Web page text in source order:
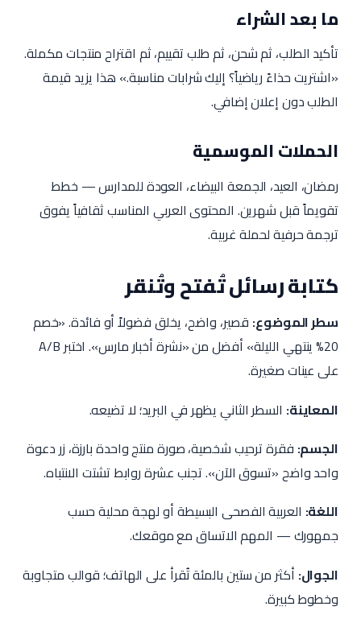
ما بعد الشراء
تأكيد الطلب، ثم شحن، ثم طلب تقييم، ثم اقتراح منتجات مكملة.
«اشتريت حذاءً رياضياً؟ إليك شرابات مناسبة.» هذا يزيد قيمة
الطلب دون إعلان إضافي.
الحملات الموسمية
رمضان، العيد، الجمعة البيضاء، العودة للمدارس — خطط
تقويماً قبل شهرين. المحتوى العربي المناسب ثقافياً يفوق
ترجمة حرفية لحملة غربية.
كتابة رسائل تُفتح وتُنقر
سطر الموضوع: قصير، واضح، يخلق فضولاً أو فائدة. «خصم
20% ينتهي الليلة» أفضل من «نشرة أخبار مارس». اختبر A/B
على عينات صغيرة.
المعاينة: السطر الثاني يظهر في البريد؛ لا تضيعه.
الجسم: فقرة ترحيب شخصية، صورة منتج واحدة بارزة، زر دعوة
واحد واضح «تسوق الآن». تجنب عشرة روابط تشتت الانتباه.
اللغة: العربية الفصحى البسيطة أو لهجة محلية حسب
جمهورك — المهم الاتساق مع موقعك.
الجوال: أكثر من ستين بالمئة تُقرأ على الهاتف؛ قوالب متجاوبة
وخطوط كبيرة.